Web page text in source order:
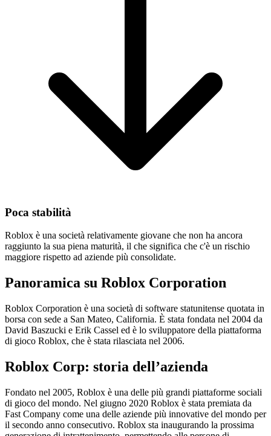
Poca stabilità
Roblox è una società relativamente giovane che non ha ancora
raggiunto la sua piena maturità, il che significa che c'è un rischio
maggiore rispetto ad aziende più consolidate.
Panoramica su Roblox Corporation
Roblox Corporation è una società di software statunitense quotata in
borsa con sede a San Mateo, California. È stata fondata nel 2004 da
David Baszucki e Erik Cassel ed è lo sviluppatore della piattaforma
di gioco Roblox, che è stata rilasciata nel 2006.
Roblox Corp: storia dell’azienda
Fondato nel 2005, Roblox è una delle più grandi piattaforme sociali
di gioco del mondo. Nel giugno 2020 Roblox è stata premiata da
Fast Company come una delle aziende più innovative del mondo per
il secondo anno consecutivo. Roblox sta inaugurando la prossima